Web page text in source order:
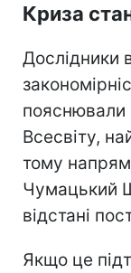
Криза
Дослідники
Всесвіту,
тому
Чумацький
відстані
Якщо це